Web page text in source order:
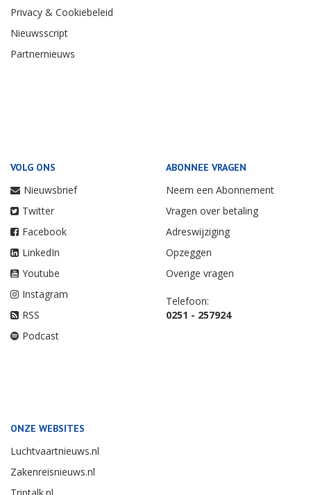
Privacy & Cookiebeleid
Nieuwsscript
Partnernieuws
VOLG ONS
Nieuwsbrief
Twitter
Facebook
LinkedIn
Youtube
Instagram
RSS
Podcast
ABONNEE VRAGEN
Neem een Abonnement
Vragen over betaling
Adreswijziging
Opzeggen
Overige vragen
Telefoon:
0251 - 257924
ONZE WEBSITES
Luchtvaartnieuws.nl
Zakenreisnieuws.nl